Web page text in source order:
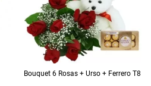
Bouquet 6 Rosas + Urso + Ferrero T8